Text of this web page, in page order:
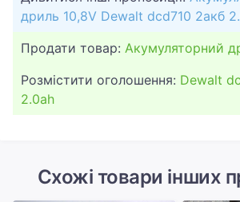
дриль 10,8V Dewalt dcd710 2акб
Продати товар: Акумуляторний
Розмістити оголошення: Dewalt
2.0ah
Схожі товари інших